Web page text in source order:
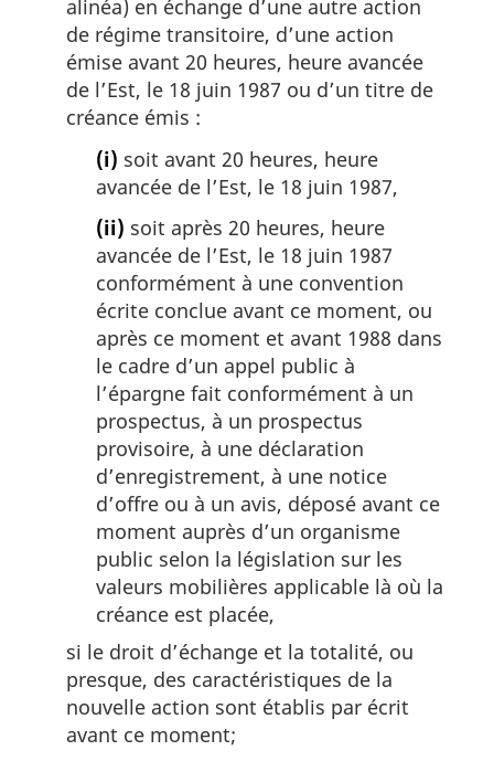
alinéa) en échange d’une autre action
de régime transitoire, d’une action
émise avant 20 heures, heure avancée
de l’Est, le 18 juin 1987 ou d’un titre de
créance émis :
(i) soit avant 20 heures, heure
avancée de l’Est, le 18 juin 1987,
(ii) soit après 20 heures, heure
avancée de l’Est, le 18 juin 1987
conformément à une convention
écrite conclue avant ce moment, ou
après ce moment et avant 1988 dans
le cadre d’un appel public à
l’épargne fait conformément à un
prospectus, à un prospectus
provisoire, à une déclaration
d’enregistrement, à une notice
d’offre ou à un avis, déposé avant ce
moment auprès d’un organisme
public selon la législation sur les
valeurs mobilières applicable là où la
créance est placée,
si le droit d’échange et la totalité, ou
presque, des caractéristiques de la
nouvelle action sont établis par écrit
avant ce moment;